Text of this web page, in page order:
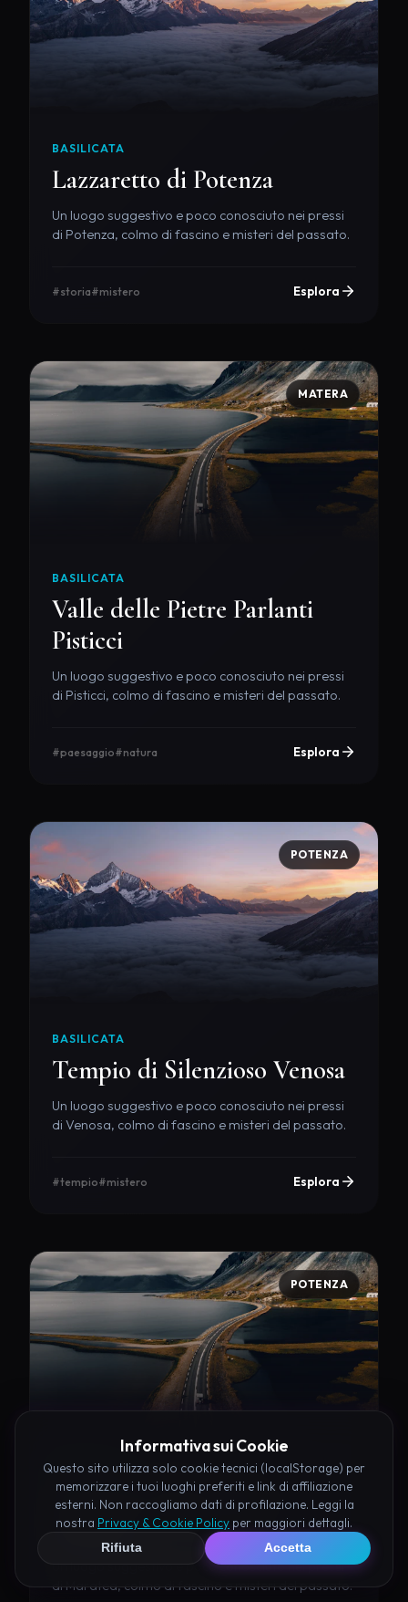
BASILICATA
Lazzaretto di Potenza
Un luogo suggestivo e poco conosciuto nei pressi
di Potenza, colmo di fascino e misteri del passato.
#storia#mistero Esplora
MATERA
BASILICATA
Valle delle Pietre Parlanti
Pisticci
Un luogo suggestivo e poco conosciuto nei pressi
di Pisticci, colmo di fascino e misteri del passato.
#paesaggio#natura Esplora
POTENZA
BASILICATA
Tempio di Silenzioso Venosa
Un luogo suggestivo e poco conosciuto nei pressi
di Venosa, colmo di fascino e misteri del passato.
#tempio#mistero Esplora
POTENZA
BASILICATA
Tempio di Silenzioso
Maratea
Un luogo suggestivo e poco conosciuto nei pressi
di Maratea, colmo di fascino e misteri del passato.
Informativa sui Cookie
Questo sito utilizza solo cookie tecnici (localStorage) per
memorizzare i tuoi luoghi preferiti e link di affiliazione
esterni. Non raccogliamo dati di profilazione. Leggi la
nostra Privacy & Cookie Policy per maggiori dettagli.
Rifiuta Accetta